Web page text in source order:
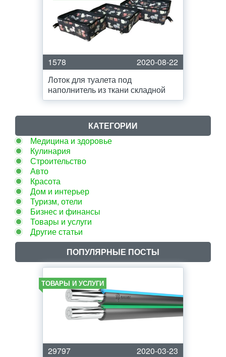
1578
2020-08-22
Лоток для туалета под
наполнитель из ткани складной
КАТЕГОРИИ
Медицина и здоровье
Кулинария
Строительство
Авто
Красота
Дом и интерьер
Туризм, отели
Бизнес и финансы
Товары и услуги
Другие статьи
ПОПУЛЯРНЫЕ ПОСТЫ
ТОВАРЫ И УСЛУГИ
29797
2020-03-23